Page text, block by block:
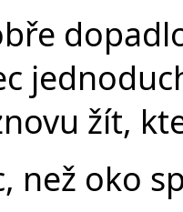
žít,
než oko